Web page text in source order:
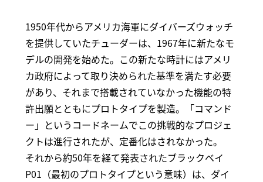
1950年代からアメリカ海軍にダイバーズウォッチ
を提供していたチューダーは、1967年に新たなモ
デルの開発を始めた。この新たな時計にはアメリ
カ政府によって取り決められた基準を満たす必要
があり、それまで搭載されていなかった機能の特
許出願とともにプロトタイプを製造。「コマンド
ー」というコードネームでこの挑戦的なプロジェ
クトは進行されたが、定番化はされなかった。
それから約50年を経て発表されたブラックベイ
P01（最初のプロトタイプという意味）は、ダイ